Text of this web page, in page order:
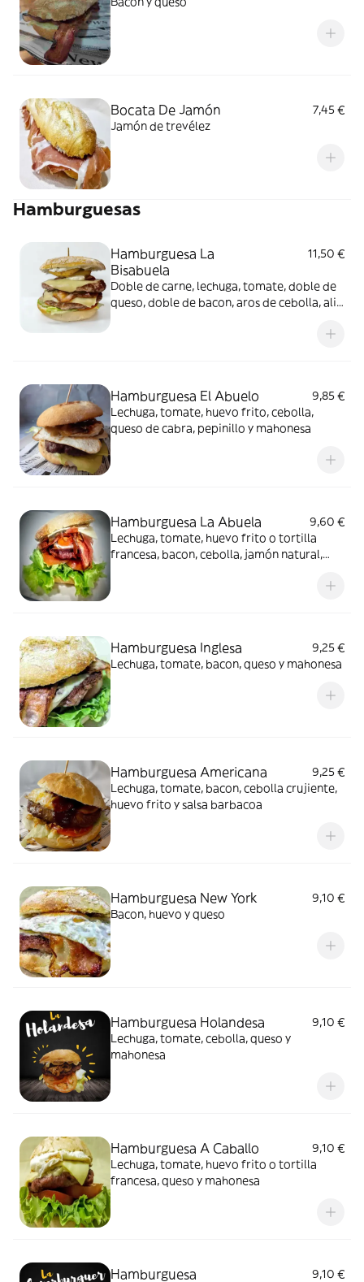
Bocata De Jamón
7,45 €
Jamón de trevélez
Hamburguesas
Hamburguesa La
Bisabuela
11,50 €
Doble de carne, lechuga, tomate, doble de
queso, doble de bacon, aros de cebolla, ali-
Hamburguesa El Abuelo
9,85 €
Lechuga, tomate, huevo frito, cebolla,
queso de cabra, pepinillo y mahonesa
Hamburguesa La Abuela
9,60 €
Lechuga, tomate, huevo frito o tortilla
francesa, bacon, cebolla, jamón natural,
Hamburguesa Inglesa
9,25 €
Lechuga, tomate, bacon, queso y mahonesa
Hamburguesa Americana
9,25 €
Lechuga, tomate, bacon, cebolla crujiente,
huevo frito y salsa barbacoa
Hamburguesa New York
9,10 €
Bacon, huevo y queso
Hamburguesa Holandesa
9,10 €
Lechuga, tomate, cebolla, queso y
mahonesa
Hamburguesa A Caballo
9,10 €
Lechuga, tomate, huevo frito o tortilla
francesa, queso y mahonesa
Hamburguesa 9,10 €